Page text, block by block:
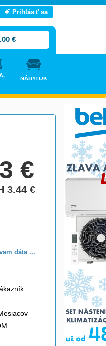
€
3.44€
dáta ...
Prihlásiť sa
€
NÁBYTOK